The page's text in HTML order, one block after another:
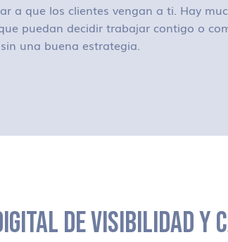
a que los clientes vengan a ti. Hay
puedan decidir trabajar contigo o
una buena estrategia.
DE VISIBILIDAD Y